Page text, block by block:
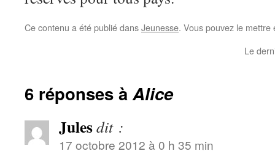
Ce contenu a été publié dansJeunesse. Vous pouvez le
Le
6 réponses àAlice
Julesdit :
17 octobre 2012 à 0 h 35 min